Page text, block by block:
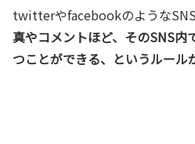
twitterやfacebookのようなSNS
真やコメントほど、そのSNS内
つことができる、というルール